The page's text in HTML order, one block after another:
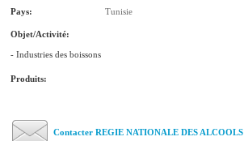
Pays: Tunisie
Objet/Activité:
- Industries des boissons
Produits:
Contacter REGIE NATIONALE DES ALCOOLS